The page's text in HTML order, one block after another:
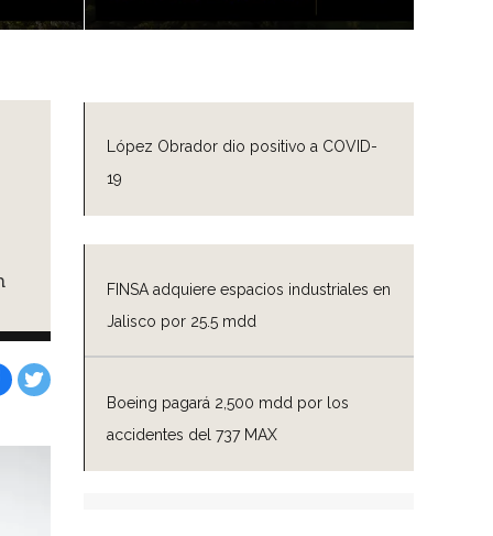
López Obrador dio positivo a COVID-
19
FINSA adquiere espacios industriales en
Jalisco por 25.5 mdd
Boeing pagará 2,500 mdd por los
accidentes del 737 MAX